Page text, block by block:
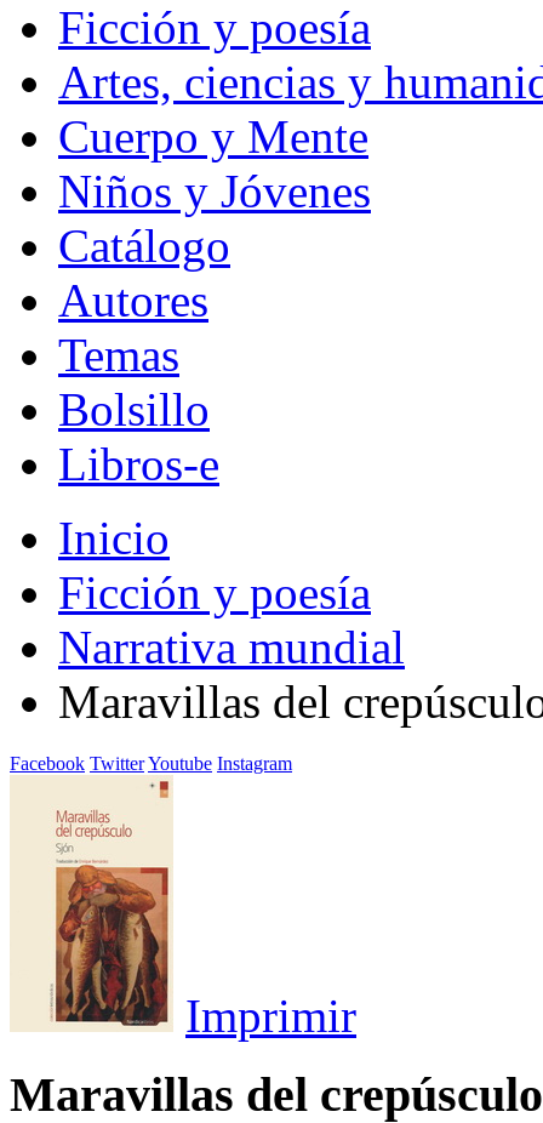
Ficción y poesía
Artes, ciencias y
Cuerpo y Mente
Niños y Jóvenes
Catálogo
Autores
Temas
Bolsillo
Libros-e
Inicio
Ficción y poesía
Narrativa mundial
Maravillas del
Facebook TwitterYoutube Instagram
Imprimir
Maravillas del crepúsculo